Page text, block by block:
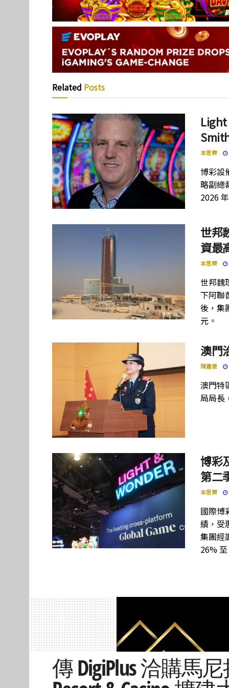
Related Posts
Light
本思齊
博彩設
略副總
2026
世邦
資最
本思齊
世邦魏
下阿聯
後，集
元。
澳門
陳嘉俊
澳門特
局局長
博彩
第二
本思齊
國際博
績，受
集團經
26%
傳 DigiPlus 洽購馬